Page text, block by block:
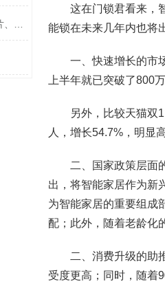
这在门锁君看来，
能锁在未来几年内也将
一、快速增长的市
上半年就已突破了800
另外，比较天猫双
人，增长54.7%，明显
二、国家政策层面
出，将智能家居作为新
为智能家居的重要组成
配；此外，随着老龄化
二、消费升级的助
受度更高；同时，随着